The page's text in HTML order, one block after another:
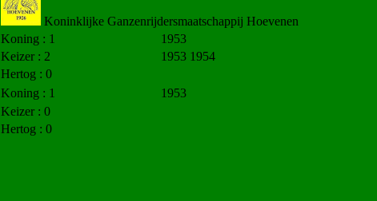
Koninklijke Ganzenrijdersmaatschappij Hoevenen
Koning : 1
1953
Keizer : 2
1953 1954
Hertog : 0
Koning : 1
1953
Keizer : 0
Hertog : 0